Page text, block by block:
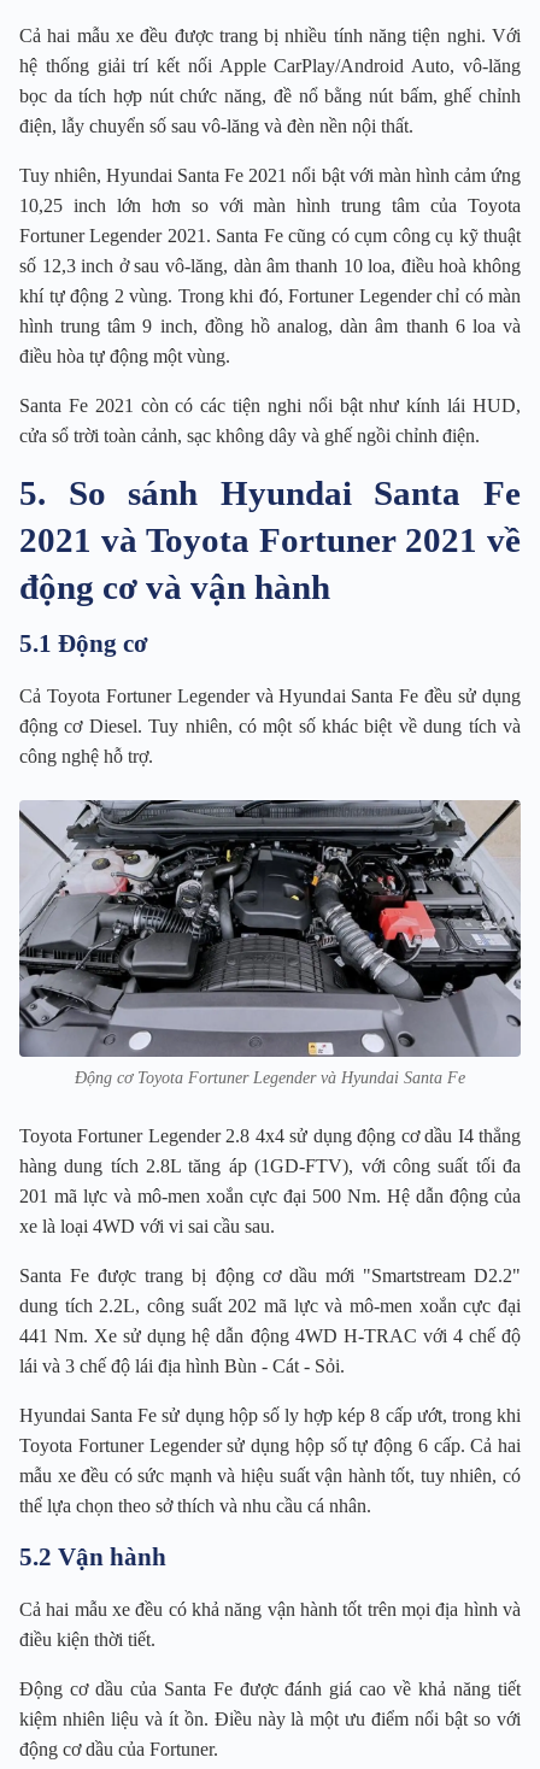
Cả hai mẫu xe đều được trang bị nhiều tính năng tiện nghi. Với
hệ thống giải trí kết nối Apple CarPlay/Android Auto, vô-lăng
bọc da tích hợp nút chức năng, đề nổ bằng nút bấm, ghế chỉnh
điện, lẫy chuyển số sau vô-lăng và đèn nền nội thất.
Tuy nhiên, Hyundai Santa Fe 2021 nổi bật với màn hình cảm ứng
10,25 inch lớn hơn so với màn hình trung tâm của Toyota
Fortuner Legender 2021. Santa Fe cũng có cụm công cụ kỹ thuật
số 12,3 inch ở sau vô-lăng, dàn âm thanh 10 loa, điều hoà không
khí tự động 2 vùng. Trong khi đó, Fortuner Legender chỉ có màn
hình trung tâm 9 inch, đồng hồ analog, dàn âm thanh 6 loa và
điều hòa tự động một vùng.
Santa Fe 2021 còn có các tiện nghi nổi bật như kính lái HUD,
cửa sổ trời toàn cảnh, sạc không dây và ghế ngồi chỉnh điện.
5. So sánh Hyundai Santa Fe
2021 và Toyota Fortuner 2021 về
động cơ và vận hành
5.1 Động cơ
Cả Toyota Fortuner Legender và Hyundai Santa Fe đều sử dụng
động cơ Diesel. Tuy nhiên, có một số khác biệt về dung tích và
công nghệ hỗ trợ.
Động cơ Toyota Fortuner Legender và Hyundai Santa Fe
Toyota Fortuner Legender 2.8 4x4 sử dụng động cơ dầu I4 thẳng
hàng dung tích 2.8L tăng áp (1GD-FTV), với công suất tối đa
201 mã lực và mô-men xoắn cực đại 500 Nm. Hệ dẫn động của
xe là loại 4WD với vi sai cầu sau.
Santa Fe được trang bị động cơ dầu mới "Smartstream D2.2"
dung tích 2.2L, công suất 202 mã lực và mô-men xoắn cực đại
441 Nm. Xe sử dụng hệ dẫn động 4WD H-TRAC với 4 chế độ
lái và 3 chế độ lái địa hình Bùn - Cát - Sỏi.
Hyundai Santa Fe sử dụng hộp số ly hợp kép 8 cấp ướt, trong khi
Toyota Fortuner Legender sử dụng hộp số tự động 6 cấp. Cả hai
mẫu xe đều có sức mạnh và hiệu suất vận hành tốt, tuy nhiên, có
thể lựa chọn theo sở thích và nhu cầu cá nhân.
5.2 Vận hành
Cả hai mẫu xe đều có khả năng vận hành tốt trên mọi địa hình và
điều kiện thời tiết.
Động cơ dầu của Santa Fe được đánh giá cao về khả năng tiết
kiệm nhiên liệu và ít ồn. Điều này là một ưu điểm nổi bật so với
động cơ dầu của Fortuner.